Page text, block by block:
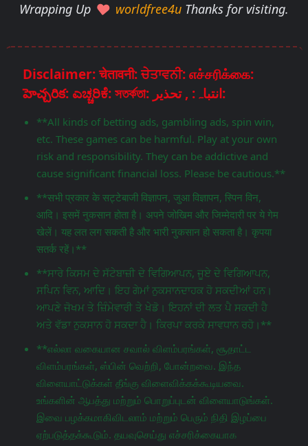
Wrapping Up worldfree4u Thanks for visiting.
Disclaimer: चेतावनी: ਚੇਤਾਵਨੀ: எச்சரிக்கை:
హెచ్చరిక: ಎಚ್ಚರಿಕೆ: সতর্কতা: انتباہ: , تحذير:
**All kinds of betting ads, gambling ads, spin win,
etc. These games can be harmful. Play at your own
risk and responsibility. They can be addictive and
cause significant financial loss. Please be cautious.**
**सभी प्रकार के सट्टेबाजी विज्ञापन, जुआ विज्ञापन, स्पिन विन,
आदि। इसमें नुकसान होता है। अपने जोखिम और जिम्मेदारी पर ये गेम
खेलें। यह लत लग सकती है और भारी नुकसान हो सकता है। कृपया
सतर्क रहें।**
**ਸਾਰੇ ਕਿਸਮ ਦੇ ਸੱਟੇਬਾਜ਼ੀ ਦੇ ਵਿਗਿਆਪਨ, ਜੂਏ ਦੇ ਵਿਗਿਆਪਨ,
ਸਪਿਨ ਵਿਨ, ਆਦਿ। ਇਹ ਗੇਮਾਂ ਨੁਕਸਾਨਦਾਹਕ ਹੋ ਸਕਦੀਆਂ ਹਨ।
ਆਪਣੇ ਜੋਖਮ ਤੇ ਜ਼ਿੰਮੇਵਾਰੀ ਤੇ ਖੇਡੋ। ਇਹਨਾਂ ਦੀ ਲਤ ਪੈ ਸਕਦੀ ਹੈ
ਅਤੇ ਵੱਡਾ ਨੁਕਸਾਨ ਹੋ ਸਕਦਾ ਹੈ। ਕਿਰਪਾ ਕਰਕੇ ਸਾਵਧਾਨ ਰਹੋ।**
**எல்லா வகையான சவால் விளம்பரங்கள், சூதாட்ட
விளம்பரங்கள், ஸ்பின் வெற்றி, போன்றவை. இந்த
விளையாட்டுக்கள் தீங்கு விளைவிக்கக்கூடியவை.
உங்களின் ஆபத்து மற்றும் பொறுப்புடன் விளையாடுங்கள்.
இவை பழக்கமாகிவிடலாம் மற்றும் பெரும் நிதி இழப்பை
ஏற்படுத்தக்கூடும். தயவுசெய்து எச்சரிக்கையாக